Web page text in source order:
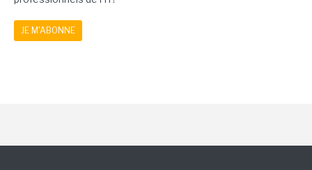
JE M'ABONNE